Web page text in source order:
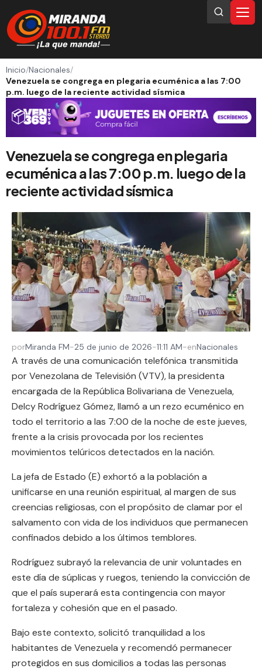
Inicio/Nacionales/
Venezuela se congrega en plegaria ecuménica a las 7:00
p.m. luego de la reciente actividad sísmica
Venezuela se congrega en plegaria
ecuménica a las 7:00 p.m. luego de la
reciente actividad sísmica
porMiranda FM-25 de junio de 2026-11:11 AM-enNacionales
A través de una comunicación telefónica transmitida
por Venezolana de Televisión (VTV), la presidenta
encargada de la República Bolivariana de Venezuela,
Delcy Rodríguez Gómez, llamó a un rezo ecuménico en
todo el territorio a las 7:00 de la noche de este jueves,
frente a la crisis provocada por los recientes
movimientos telúricos detectados en la nación.
La jefa de Estado (E) exhortó a la población a
unificarse en una reunión espiritual, al margen de sus
creencias religiosas, con el propósito de clamar por el
salvamento con vida de los individuos que permanecen
confinados debido a los últimos temblores.
Rodríguez subrayó la relevancia de unir voluntades en
este día de súplicas y ruegos, teniendo la convicción de
que el país superará esta contingencia con mayor
fortaleza y cohesión que en el pasado.
Bajo este contexto, solicitó tranquilidad a los
habitantes de Venezuela y recomendó permanecer
protegidos en sus domicilios a todas las personas